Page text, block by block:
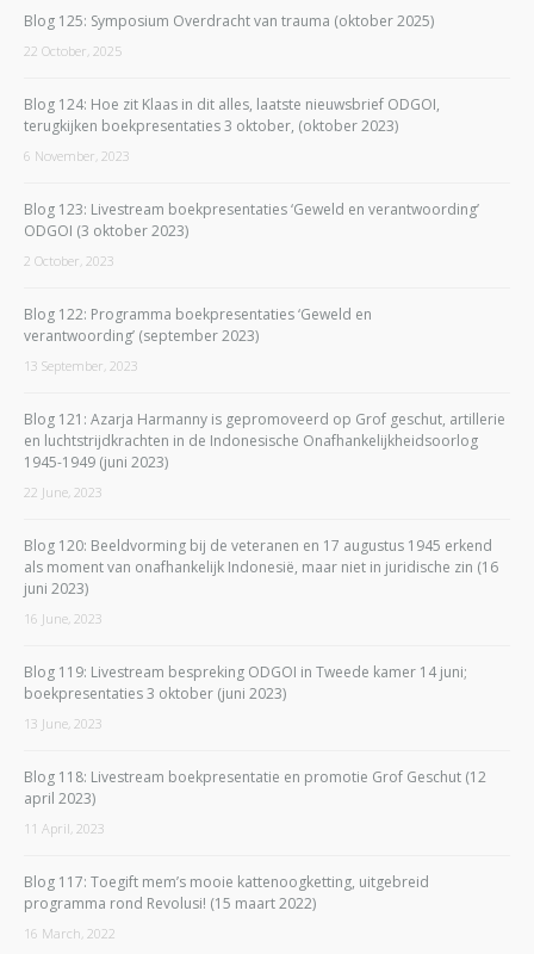
Blog 125: Symposium Overdracht van trauma (oktober 2025)
22 October, 2025
Blog 124: Hoe zit Klaas in dit alles, laatste nieuwsbrief ODGOI,
terugkijken boekpresentaties 3 oktober, (oktober 2023)
6 November, 2023
Blog 123: Livestream boekpresentaties ‘Geweld en verantwoording’
ODGOI (3 oktober 2023)
2 October, 2023
Blog 122: Programma boekpresentaties ‘Geweld en
verantwoording’ (september 2023)
13 September, 2023
Blog 121: Azarja Harmanny is gepromoveerd op Grof geschut, artillerie
en luchtstrijdkrachten in de Indonesische Onafhankelijkheidsoorlog
1945-1949 (juni 2023)
22 June, 2023
Blog 120: Beeldvorming bij de veteranen en 17 augustus 1945 erkend
als moment van onafhankelijk Indonesië, maar niet in juridische zin (16
juni 2023)
16 June, 2023
Blog 119: Livestream bespreking ODGOI in Tweede kamer 14 juni;
boekpresentaties 3 oktober (juni 2023)
13 June, 2023
Blog 118: Livestream boekpresentatie en promotie Grof Geschut (12
april 2023)
11 April, 2023
Blog 117: Toegift mem’s mooie kattenoogketting, uitgebreid
programma rond Revolusi! (15 maart 2022)
16 March, 2022